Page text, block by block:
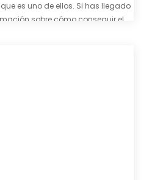
es uno de ellos. Si has llegado
sobre cómo conseguir el